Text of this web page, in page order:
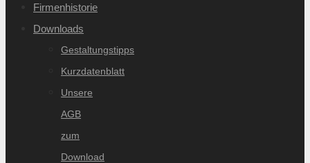
Firmenhistorie
Downloads
Gestaltungstipps
Kurzdatenblatt
Unsere
AGB
zum
Download